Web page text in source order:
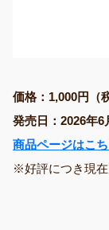
価格：1,000円（
発売日：2026年6
商品ページはこ
※好評につき現在